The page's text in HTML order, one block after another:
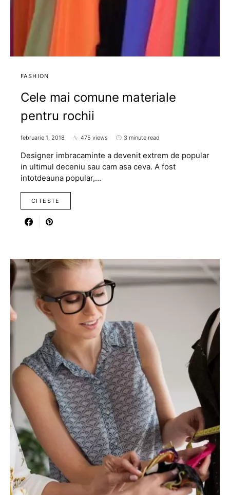
FASHION
Cele mai comune materiale
pentru rochii
februarie 1, 2018 475 views 3 minute read
Designer imbracaminte a devenit extrem de popular
in ultimul deceniu sau cam asa ceva. A fost
intotdeauna popular,…
CITESTE